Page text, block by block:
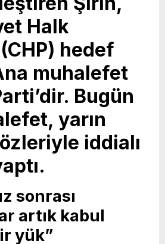
Halk
hedef
muhalefet
Bugün
yarın
iddialı
sonrası
artık kabul
yük”